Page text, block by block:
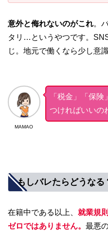
意外と侮れないのがこれ。
タリ…というやつです。
じ。地元で働くなら少し意
MAMAO
「税金」「保
つければいいの
もしバレたらどうなる
在籍中である以上、 就業規
ゼロではありません。 最悪